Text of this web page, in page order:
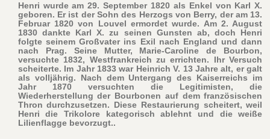
Henri wurde am 29. September 1820 als Enkel von Karl X.
geboren. Er ist der Sohn des Herzogs von Berry, der am 13.
Februar 1820 von Louvel ermordet wurde. Am 2. August
1830 dankte Karl X. zu seinen Gunsten ab, doch Henri
folgte seinem Großvater ins Exil nach England und dann
nach Prag. Seine Mutter, Marie-Caroline de Bourbon,
versuchte 1832, Westfrankreich zu errichten. Ihr Versuch
scheiterte. Im Jahr 1833 war Heinrich V. 13 Jahre alt, er galt
als volljährig. Nach dem Untergang des Kaiserreichs im
Jahr 1870 versuchten die Legitimisten, die
Wiederherstellung der Bourbonen auf dem französischen
Thron durchzusetzen. Diese Restaurierung scheitert, weil
Henri die Trikolore kategorisch ablehnt und die weiße
Lilienflagge bevorzugt..